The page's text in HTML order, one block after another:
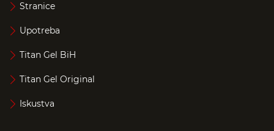
Stranice
Upotreba
Titan Gel BiH
Titan Gel Original
Iskustva